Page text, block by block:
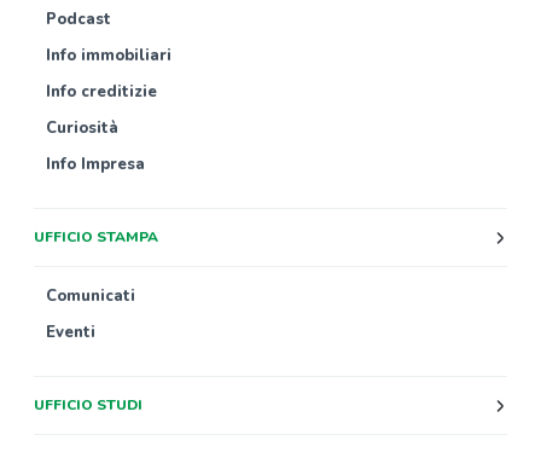
Podcast
Info immobiliari
Info creditizie
Curiosità
Info Impresa
UFFICIO STAMPA
Comunicati
Eventi
UFFICIO STUDI